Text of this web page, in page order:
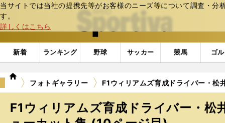
当サイトでは当社の提携先等がお客様のニーズ等について調査・
す。
詳しくはこちら
web Sportiva (webスポルティーバ)
新着 ランキング 野球 サッカー 競馬 ゴ
we
ポ
ル
フォトギャラリー F1ウィリアムズ育成ドライバー・
F1ウィリアムズ育成ドライバー・松